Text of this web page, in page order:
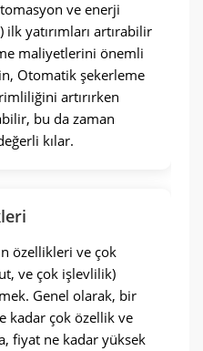
ve enerji
yatırımları artırabilir
maliyetlerini önemli
Otomatik şekerleme
artırırken
bu da zaman
kılar.
özellikleri ve çok
ve çok işlevlilik)
Genel olarak, bir
kadar çok özellik ve
fiyat ne kadar yüksek